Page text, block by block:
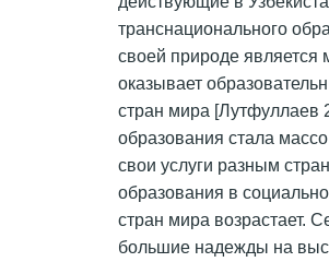
транснационального
своей природе является
оказывает
стран мира [Лутфуллаев
образования стала
свои услуги разным
образования в
стран мира возрастает.
большие надежды на